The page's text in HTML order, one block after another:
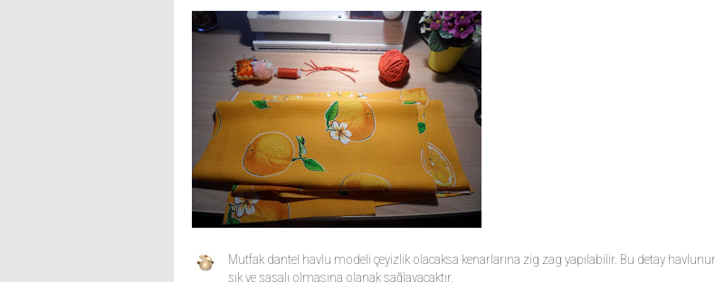
Mutfak dantel havlu modeli çeyizlik olacaksa kenarlarına zig zag yapılabilir. Bu detay
şık ve şaşalı olmasına olanak sağlayacaktır.